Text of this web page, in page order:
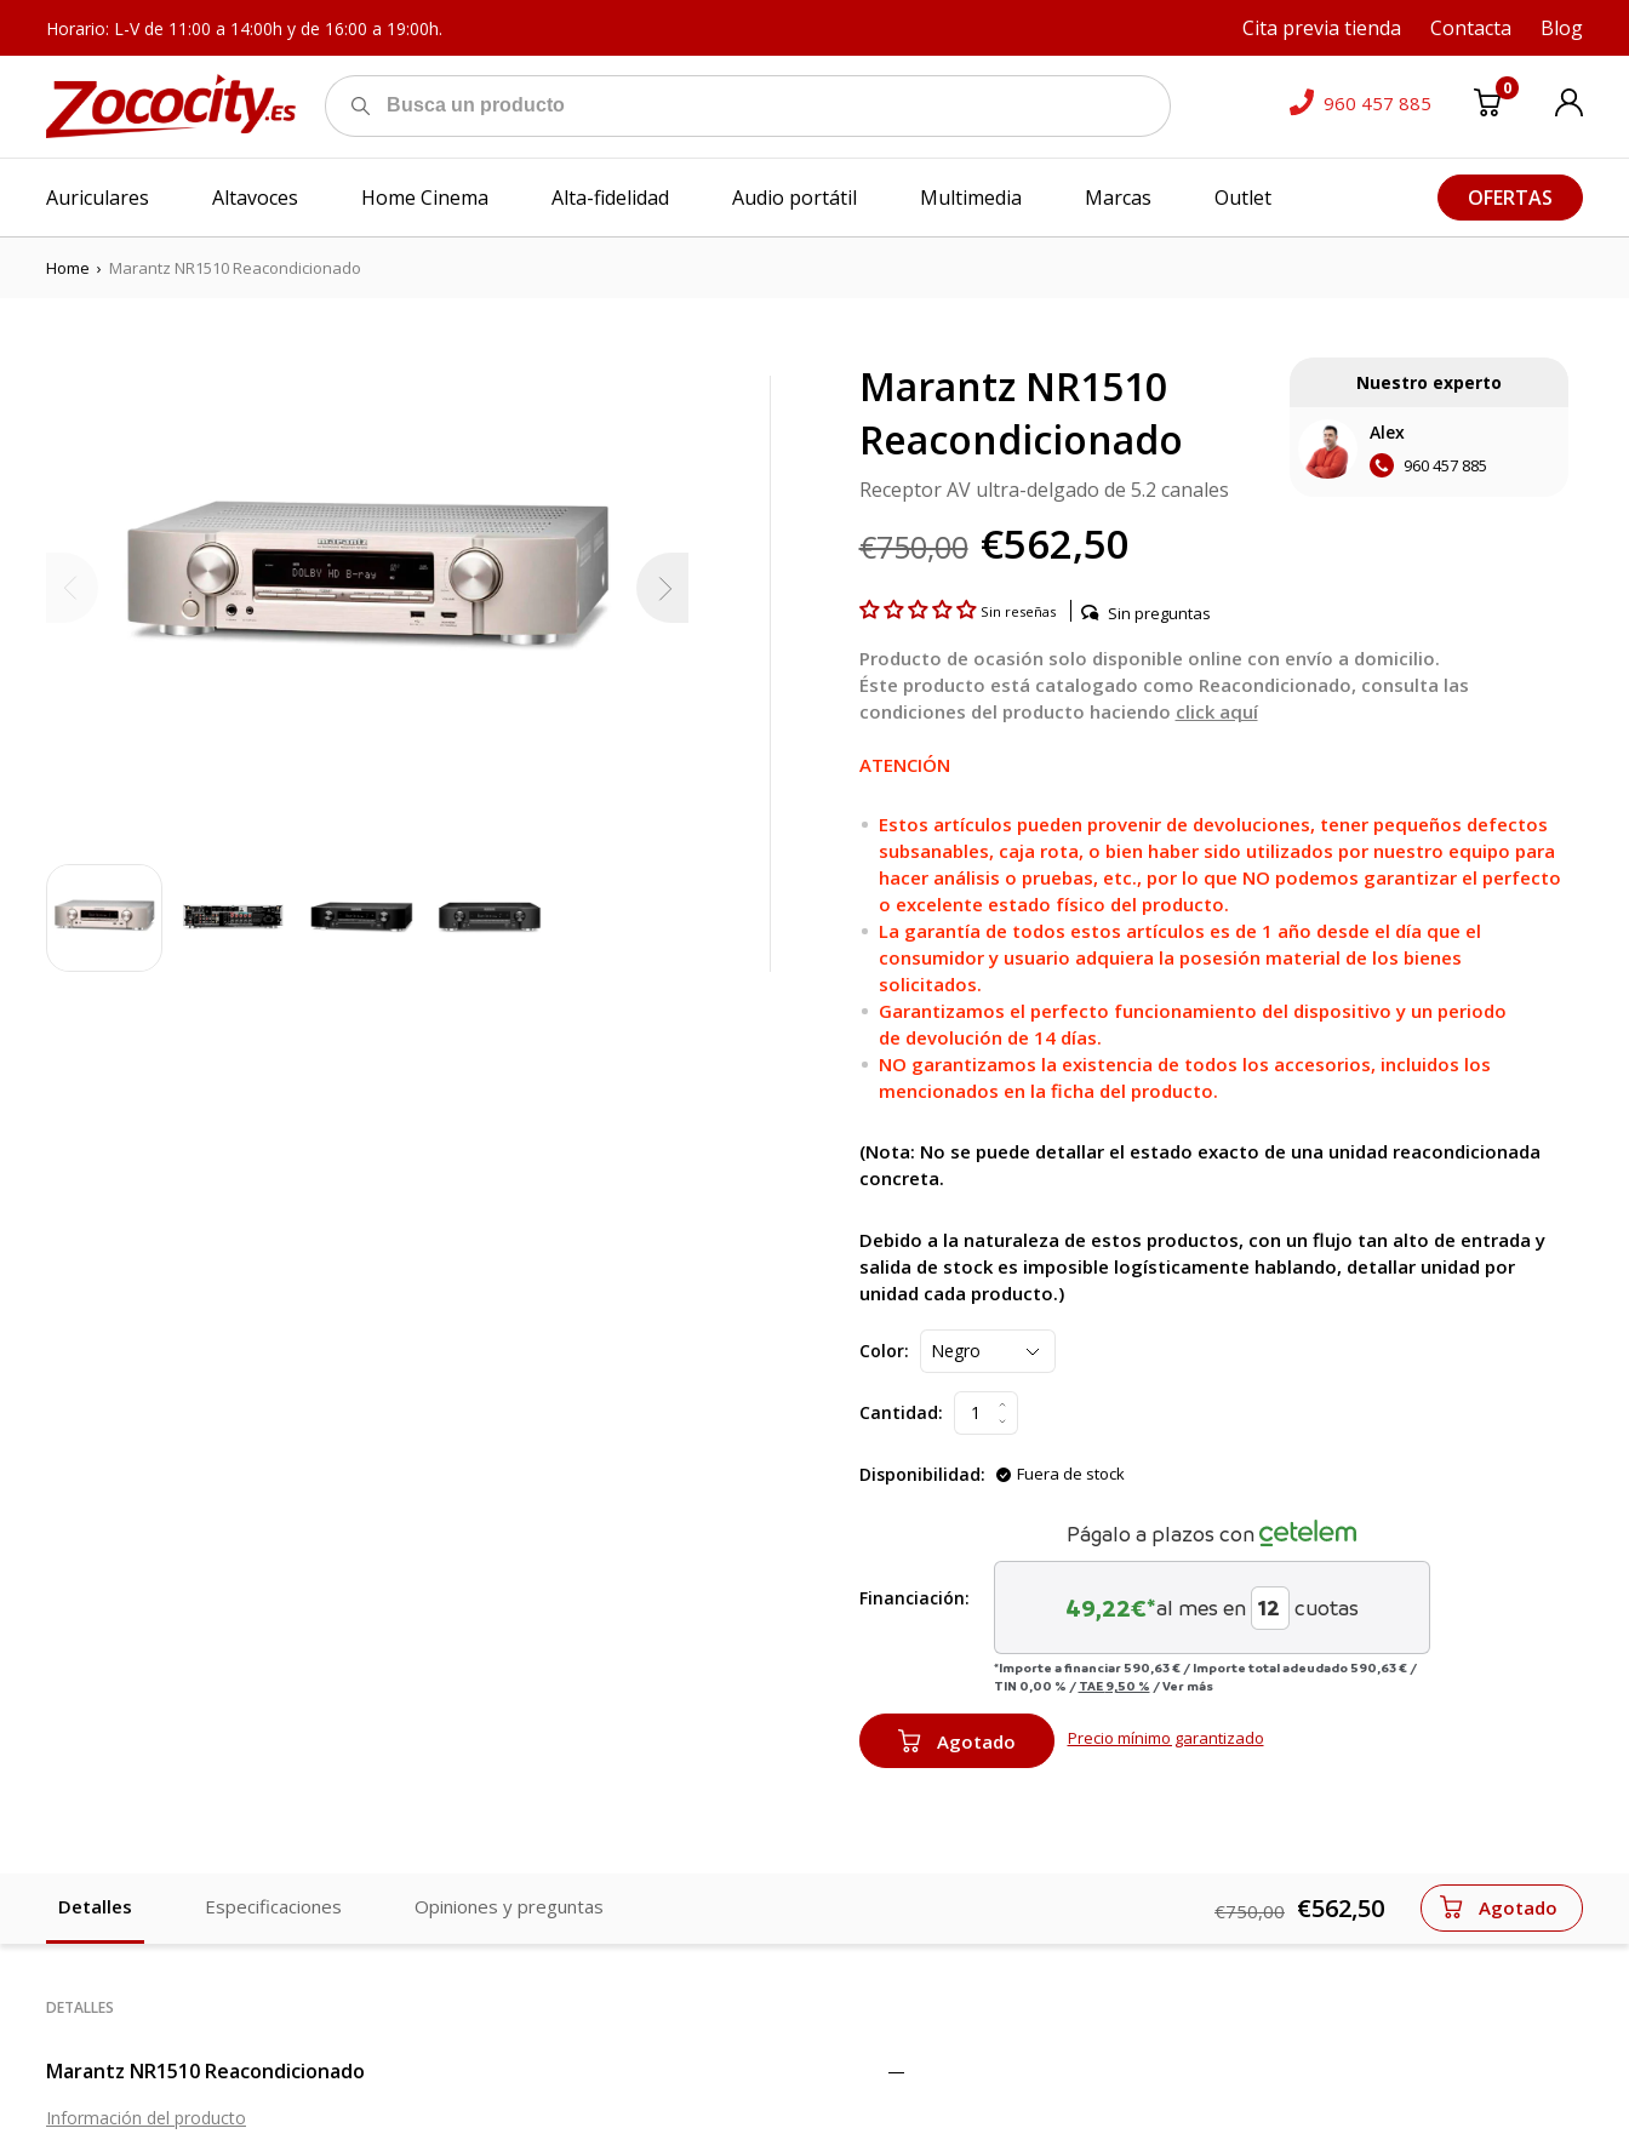
Horario: L-V de 11:00 a 14:00h y de 16:00 a 19:00h. Cita previa tienda Contacta Blog
960 457 885
0
Auriculares Altavoces Home Cinema Alta-fidelidad Audio portátil Multimedia Marcas Outlet OFERTAS
Home › Marantz NR1510 Reacondicionado
Marantz NR1510
Reacondicionado
Receptor AV ultra-delgado de 5.2 canales
€750,00 €562,50
Nuestro experto
Alex
960 457 885
Sin reseñas Sin preguntas
Producto de ocasión solo disponible online con envío a domicilio.
Éste producto está catalogado como Reacondicionado, consulta las
condiciones del producto haciendo click aquí
ATENCIÓN
Estos artículos pueden provenir de devoluciones, tener pequeños defectos
subsanables, caja rota, o bien haber sido utilizados por nuestro equipo para
hacer análisis o pruebas, etc., por lo que NO podemos garantizar el perfecto
o excelente estado físico del producto.
La garantía de todos estos artículos es de 1 año desde el día que el
consumidor y usuario adquiera la posesión material de los bienes
solicitados.
Garantizamos el perfecto funcionamiento del dispositivo y un periodo
de devolución de 14 días.
NO garantizamos la existencia de todos los accesorios, incluidos los
mencionados en la ficha del producto.
(Nota: No se puede detallar el estado exacto de una unidad reacondicionada
concreta.
Debido a la naturaleza de estos productos, con un flujo tan alto de entrada y
salida de stock es imposible logísticamente hablando, detallar unidad por
unidad cada producto.)
Color:
Cantidad:
Disponibilidad: Fuera de stock
Financiación:
Págalo a plazos con
49,22€*al mes en cuotas
*Importe a financiar 590,63 € / Importe total adeudado 590,63 €/
TIN 0,00 % / TAE 9,50 % /Ver más
Agotado Precio mínimo garantizado
Detalles Especificaciones Opiniones y preguntas €750,00 €562,50 Agotado
DETALLES
Marantz NR1510 Reacondicionado
Información del producto